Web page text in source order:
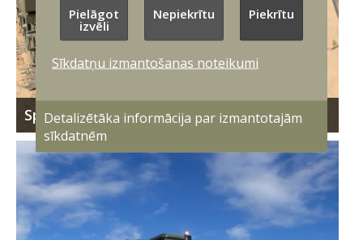
Spartan (Pērkons)
Pielāgot
izvēli
Nepiekrītu Piekrītu
Sīkdatņu izmantošanas noteikumi
Detalizētāka informācija par izmantotajām
sīkdatnēm